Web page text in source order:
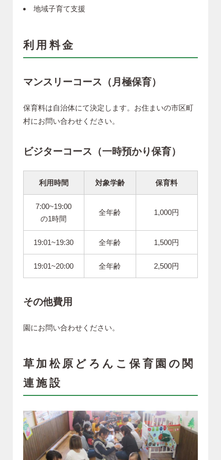
地域子育て支援
利用料金
マンスリーコース（月極保育）
保育料は自治体にて決定します。お住まいの市区町
村にお問い合わせください。
ビジターコース（一時預かり保育）
利用時間 対象学齢 保育料
7:00~19:00
の1時間
全年齢 1,000円
19:01~19:30 全年齢 1,500円
19:01~20:00 全年齢 2,500円
その他費用
園にお問い合わせください。
草加松原どろんこ保育園の関
連施設